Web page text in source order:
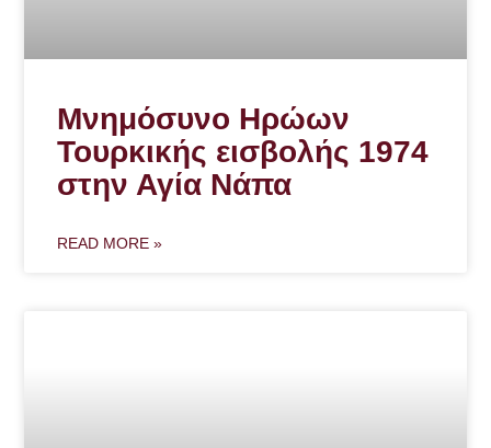
Μνημόσυνο Ηρώων
Τουρκικής εισβολής 1974
στην Αγία Νάπα
READ MORE »